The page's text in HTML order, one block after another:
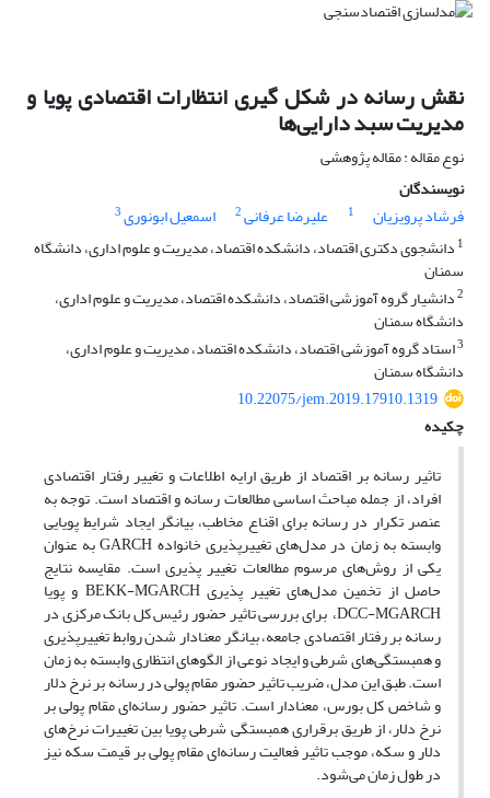
نقش رسانه در شکل گیری انتظارات اقتصادی پویا و
مدیریت سبد دارایی‌ها
نوع مقاله : مقاله پژوهشی
نویسندگان
فرشاد پرویزیان
1 علیرضا عرفانی2 اسمعیل ابونوری3
1 دانشجوی دکتری اقتصاد، دانشکده اقتصاد، مدیریت و علوم اداری، دانشگاه
سمنان
2دانشیار گروه آموزشی اقتصاد، دانشکده اقتصاد، مدیریت و علوم اداری،
دانشگاه سمنان
3استاد گروه آموزشی اقتصاد، دانشکده اقتصاد، مدیریت و علوم اداری،
دانشگاه سمنان
10.22075/jem.2019.17910.1319
چکیده
تاثیر رسانه بر اقتصاد از طریق ارایه اطلاعات و تغییر رفتار اقتصادی
افراد، از جمله مباحث اساسی مطالعات رسانه و اقتصاد است. توجه به
عنصر تکرار در رسانه برای اقناع مخاطب، بیانگر ایجاد شرایط پویایی
وابسته به زمان در مدل‌های تغییرپذیری خانواده GARCH به عنوان
یکی از روش‌های مرسوم مطالعات تغییر پذیری است. مقایسه نتایج
حاصل از تخمین مدل‌های تغییر پذیری BEKK-MGARCH و پویا
DCC-MGARCH، برای بررسی تاثیر حضور رئیس کل بانک مرکزی در
رسانه بر رفتار اقتصادی جامعه، بیانگر معنادار شدن روابط تغییرپذیری
و همبستگی‌های شرطی و ایجاد نوعی از الگوهای انتظاری وابسته به زمان
است. طبق این مدل، ضریب تاثیر حضور مقام پولی در رسانه بر نرخ دلار
و شاخص کل بورس، معنادار است. تاثیر حضور رسانه‌ای مقام پولی بر
نرخ دلار، از طریق برقراری همبستگی شرطی پویا بین تغییرات نرخ‌های
دلار و سکه، موجب تاثیر فعالیت رسانه‌ای مقام پولی بر قیمت سکه نیز
در طول زمان می‌شود.